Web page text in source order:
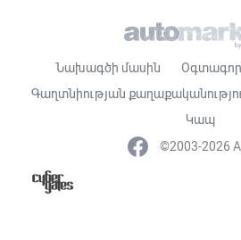
Նախագծի մասին
Գաղտնիության
Կապ
©2003-2026